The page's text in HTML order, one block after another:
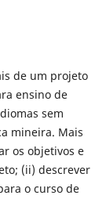
de um projeto
ensino de
sem
mineira. Mais
os objetivos e
(ii) descrever
o curso de